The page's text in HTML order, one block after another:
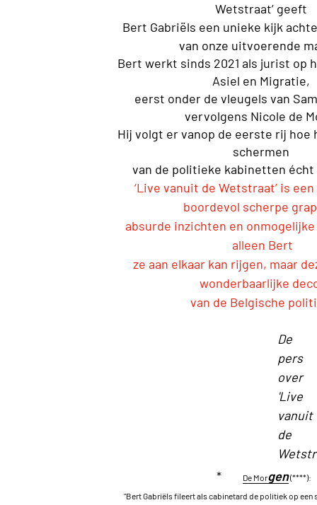
Wetstraat’ geeft
Bert Gabriëls een unieke kijk
van onze uitvoerende
Bert werkt sinds 2021 als jurist op
Asiel en Migratie,
eerst onder de vleugels van
vervolgens Nicole de
Hij volgt er vanop de eerste rij hoe
schermen
van de politieke kabinetten écht
‘Live vanuit de Wetstraat’ is
boordevol scherpe
absurde inzichten en
alleen Bert
ze aan elkaar kan rijgen, maar
wonderbaarlijke
van de Belgische
De
pers
over
'Live
vanuit
de
*
De Morgen(****):
"Bert Gabriëls fileert als cabinetard de politiek op een